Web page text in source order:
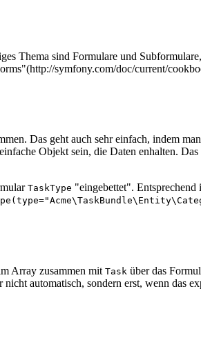
Thema sind Formulare und
symfony.com/doc/current/
Das geht auch sehr einfach, indem
Objekt sein, die Daten enhalten.
TaskType "eingebettet". Entsprechend
Array zusammen mit Task über das
automatisch, sondern erst, wenn das